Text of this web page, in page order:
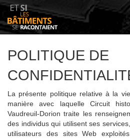
POLITIQUE DE
La présente politique relative à la
manière avec laquelle Circuit
Vaudreuil-Dorion traite les
des individus qui utilisent ses
utilisateurs des sites Web